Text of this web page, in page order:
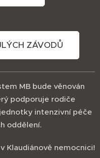
ZÁVODŮ
MB bude věnován
podporuje rodiče
intenzivní péče
oddělení.
Klaudiánově nemocnici!